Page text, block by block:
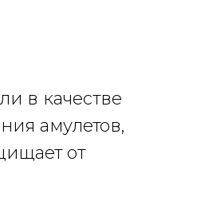
в качестве
амулетов,
от